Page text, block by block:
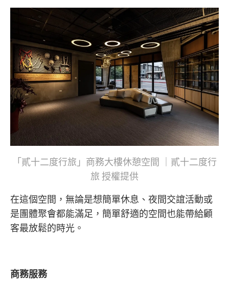
「貳十二度行旅」商務大樓休憩空間 ｜貳十二度行
旅 授權提供
在這個空間，無論是想簡單休息、夜間交誼活動或
是團體聚會都能滿足，簡單舒適的空間也能帶給顧
客最放鬆的時光。
商務服務